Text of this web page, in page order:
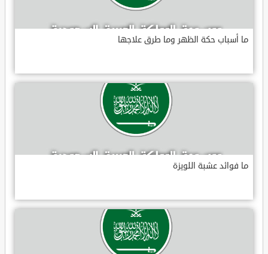
ما أسباب حكة الظهر وما طرق علاجها
ما فوائد عشبة اللويزة